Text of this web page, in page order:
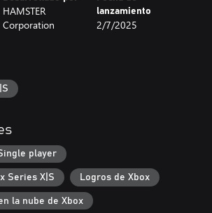
que permite a los jugadores reintentar la
inicio rápido para quienes quieran
lo que permite una reproducción más
del juego arcade original.
obra maestra arcade con “Arcade
divertido y fácil de usar.
el manual están disponibles en japonés,
HAMSTER
Corporation
lanzamiento
2/7/2025
player
Series X|S Logros de Xbox
la nube de Xbox